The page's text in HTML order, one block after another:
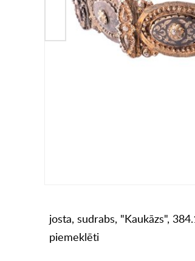
josta, sudrabs, "Kaukāzs",
piemeklēti